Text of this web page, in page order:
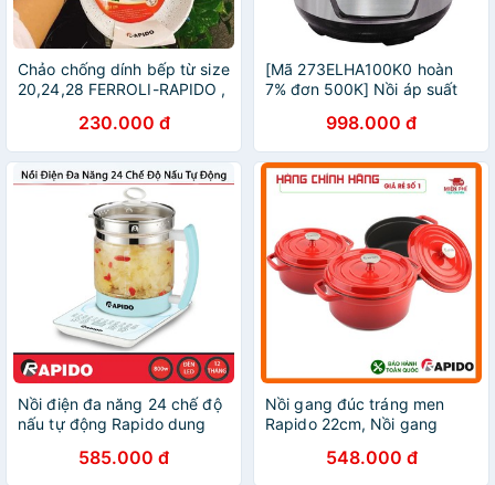
Chảo chống dính bếp từ size
20,24,28 FERROLI-RAPIDO ,
gốm Đức230.000 đ
[Mã 273ELHA100K0 hoàn
7% đơn 500K] Nồi áp suất
12 tháng998.000 đ
Nồi điện đa năng 24 chế độ
nấu tự động Rapido dung
hãng, bảo hành 12 tháng
585.000 đ
Nồi gang đúc tráng men
Rapido 22cm, Nồi gang
cho tất cả các loại bếp.
548.000 đ